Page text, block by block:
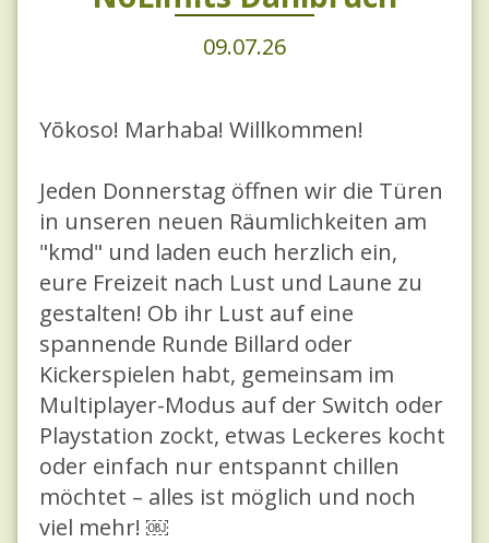
09.07.26
Yōkoso! Marhaba! Willkommen!
Jeden Donnerstag öffnen wir die Türen
in unseren neuen Räumlichkeiten am
"kmd" und laden euch herzlich ein,
eure Freizeit nach Lust und Laune zu
gestalten! Ob ihr Lust auf eine
spannende Runde Billard oder
Kickerspielen habt, gemeinsam im
Multiplayer-Modus auf der Switch oder
Playstation zockt, etwas Leckeres kocht
oder einfach nur entspannt chillen
möchtet – alles ist möglich und noch
viel mehr! ￼